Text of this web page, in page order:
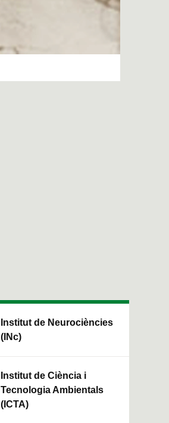
Institut de Neurociències
(INc)
Institut de Ciència i
Tecnologia Ambientals
(ICTA)